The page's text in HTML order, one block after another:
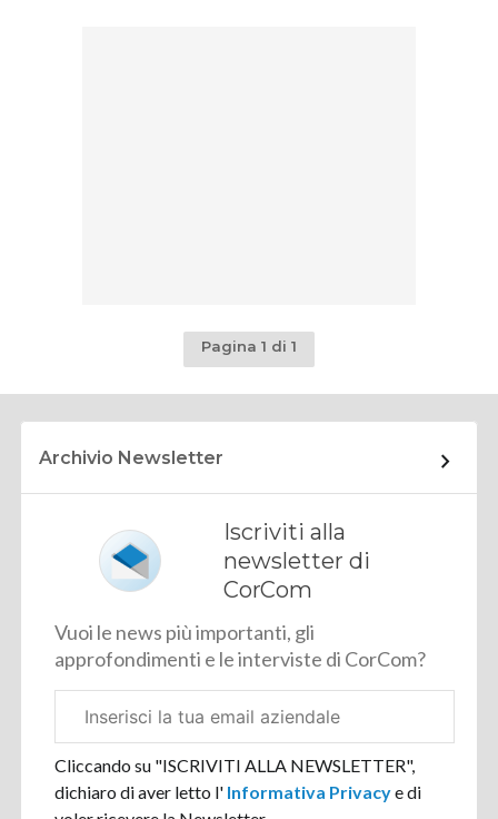
Pagina 1 di 1
Archivio Newsletter
Iscriviti alla
newsletter di
CorCom
Vuoi le news più importanti, gli
approfondimenti e le interviste di CorCom?
aziendale
Cliccando su "ISCRIVITI ALLA NEWSLETTER",
dichiaro di aver letto l' Informativa Privacye di